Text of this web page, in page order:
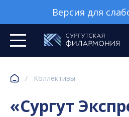
Версия для
/ Коллективы
«Сургут